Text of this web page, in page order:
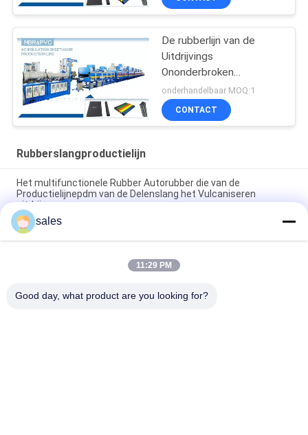
De rubberlijn van de
Uitdrijvings
Ononderbroken
Vulcanisatie
onderhandelbaar MOQ:1
CONTACT
Rubberslangproductielijn
Het multifunctionele Rubber Autorubber die van de
Productielijnepdm van de Delenslang het Vulcaniseren
uitdrijven
42r/Min de schroef roteert de Uitdrijvingsmachine van de
Snelheids Rubberslang met Post 7 die Vorm uitdrijven
van de de Microgolf Rubberslang van 380v 50HZ van de de
sales
11:29 PM
Good day, what product are you looking for?